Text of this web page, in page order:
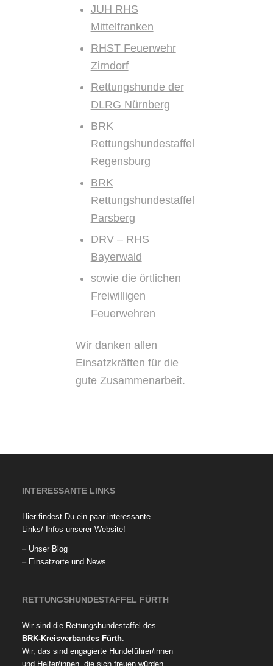
JUH RHS
Mittelfranken
RHST Feuerwehr
Zirndorf
Rettungshunde der
DLRG Nürnberg
BRK
Rettungshundestaffel
Regensburg
BRK
Rettungshundestaffel
Parsberg
DRV – RHS
Bayerwald
sowie die örtlichen
Freiwilligen
Feuerwehren
Wir danken allen
Einsatzkräften für die
gute Zusammenarbeit.
INTERESSANTE LINKS
Hier findest Du ein paar interessante
Links/ Infos unserer Website!
– Unser Blog
– Einsatzorte und News
RETTUNGSHUNDESTAFFEL FÜRTH
Wir sind die Rettungshundestaffel des
BRK-Kreisverbandes Fürth.
Wir, das sind engagierte Hundeführer/innen
und Helfer/innen, die sich freuen würden,